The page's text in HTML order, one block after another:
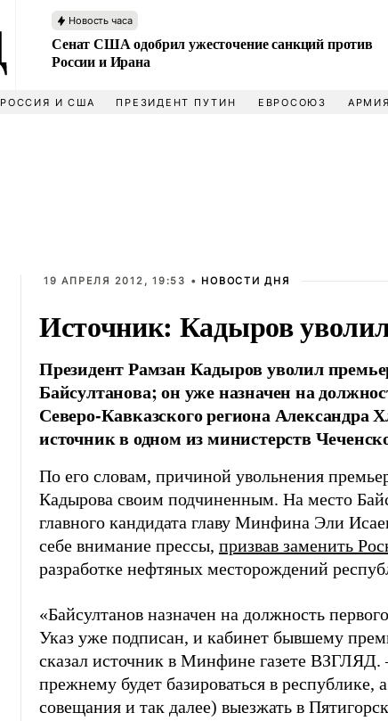
Новость часа
Сенат США одобрил ужесточение санкций против
России и Ирана
РОССИЯ И США ПРЕЗИДЕНТ ПУТИН ЕВРОСОЮЗ
19 АПРЕЛЯ 2012, 19:53 • НОВОСТИ ДНЯ
Источник: Кадыров
Президент Рамзан Кадыров уволил
Байсултанова; он уже назначен на
Северо-Кавказского региона Александра
источник в одном из министерств
По его словам, причиной увольнения
Кадырова своим подчиненным. На место
главного кандидата главу Минфина Эли
себе внимание прессы, призвав заменить
разработке нефтяных месторождений
«Байсултанов назначен на должность
Указ уже подписан, и кабинет бывшему
сказал источник в Минфине газете ВЗГЛЯД.
прежнему будет базироваться в
совещания и так далее) выезжать в